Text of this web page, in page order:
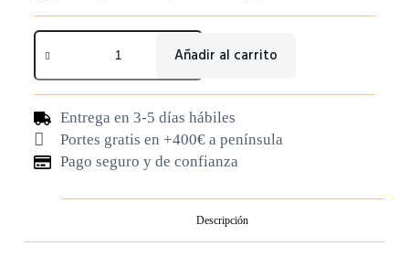
Añadir al carrito
Entrega en 3-5 días hábiles
Portes gratis en +400€ a península
Pago seguro y de confianza
Descripción